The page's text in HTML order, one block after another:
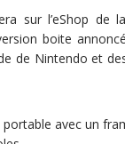
sur l’eShop de
boite
de Nintendo et
avec un